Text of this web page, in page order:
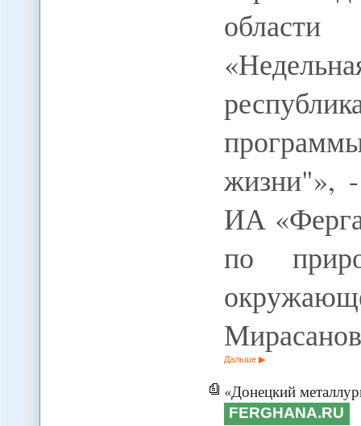
жизни"»,
ИА
по
Дальше
«Донецкий
FERGHANA.RU